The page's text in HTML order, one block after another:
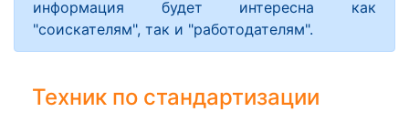
информация будет интересна как
"соискателям", так и "работодателям".
Техник по стандартизации